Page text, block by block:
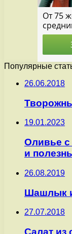
Популярные
26.06.2018
19.01.2023
Оливье с
и
26.08.2019
Шашлык
27.07.2018
Салат из